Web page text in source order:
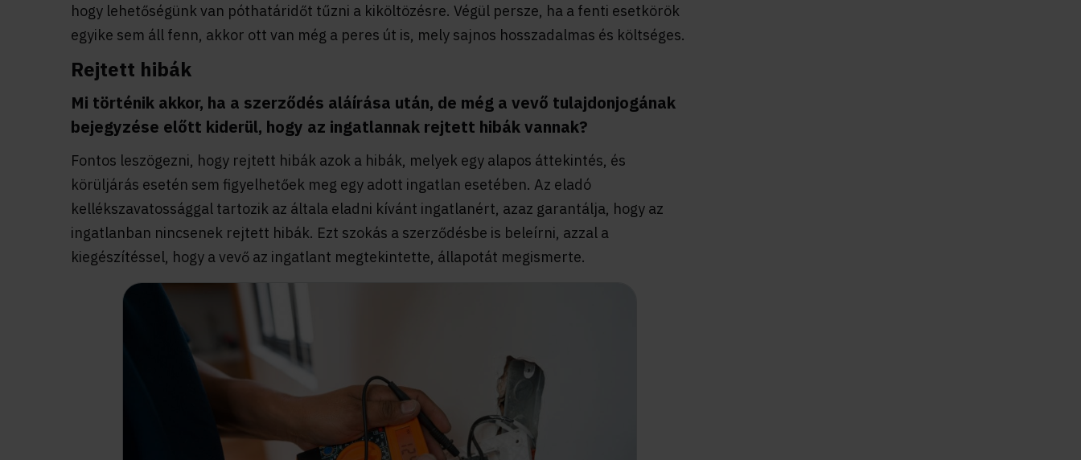
hogy lehetőségünk van póthatáridőt tűzni a kiköltözésre. Végül persze, ha a fenti esetkörök
egyike sem áll fenn, akkor ott van még a peres út is, mely sajnos hosszadalmas és költséges.
Rejtett hibák
Mi történik akkor, ha a szerződés aláírása után, de még a vevő tulajdonjogának
bejegyzése előtt kiderül, hogy az ingatlannak rejtett hibák vannak?
Fontos leszögezni, hogy rejtett hibák azok a hibák, melyek egy alapos áttekintés, és
körüljárás esetén sem figyelhetőek meg egy adott ingatlan esetében. Az eladó
kellékszavatossággal tartozik az általa eladni kívánt ingatlanért, azaz garantálja, hogy az
ingatlanban nincsenek rejtett hibák. Ezt szokás a szerződésbe is beleírni, azzal a
kiegészítéssel, hogy a vevő az ingatlant megtekintette, állapotát megismerte.